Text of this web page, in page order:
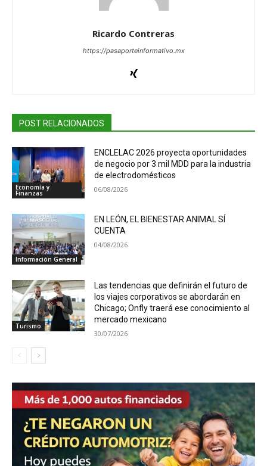
Ricardo Contreras
https://pasaporteinformativo.mx
POST RELACIONADOS
Economía y
Finanzas
ENCLELAC 2026 proyecta oportunidades
de negocio por 3 mil MDD para la industria
de electrodomésticos
06/08/2026
Información General
EN LEÓN, EL BIENESTAR ANIMAL SÍ
CUENTA
04/08/2026
Turismo
Las tendencias que definirán el futuro de
los viajes corporativos se abordarán en
Chicago; Onfly traerá ese conocimiento al
mercado mexicano
30/07/2026